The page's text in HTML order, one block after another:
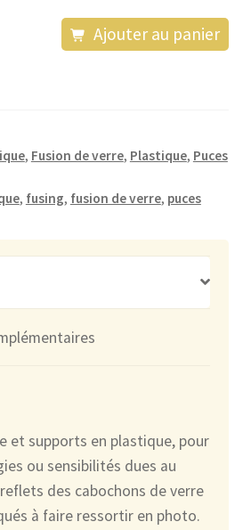
Ajouter au panier
, Fusion de verre, Plastique, Puces
, fusing, fusion de verre, puces
et supports en plastique, pour
ou sensibilités dues au
des cabochons de verre
à faire ressortir en photo.